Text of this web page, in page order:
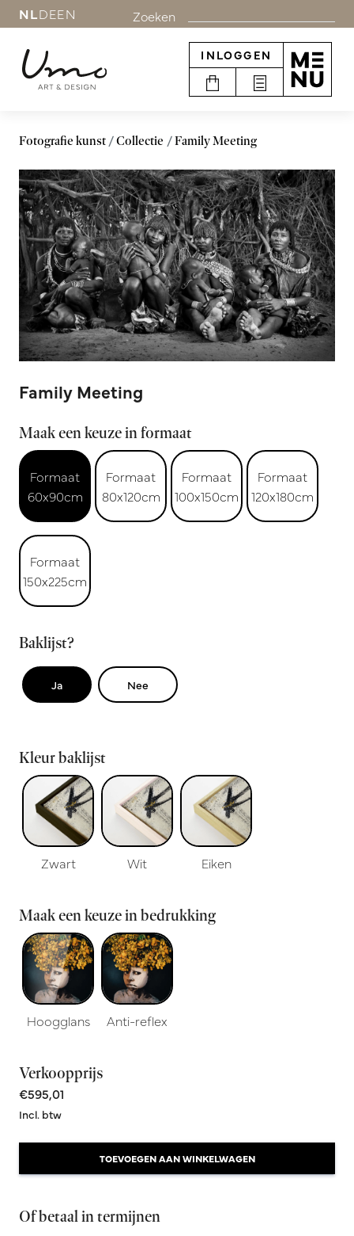
NLDEEN Zoeken
INLOGGEN
Fotografie kunst Collectie Family Meeting
Family Meeting
Maak een keuze in formaat
Formaat
60x90cm
Formaat
80x120cm
Formaat
100x150cm
Formaat
120x180cm
Formaat
150x225cm
Baklijst?
Ja Nee
Kleur baklijst
Zwart Wit Eiken
Maak een keuze in bedrukking
Hoogglans Anti-reflex
Verkoopprijs
€595,01
Incl. btw
TOEVOEGEN AAN WINKELWAGEN
Of betaal in termijnen